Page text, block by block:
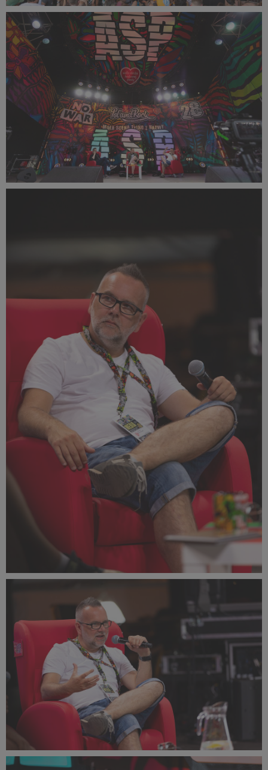
PR2022_Lucyna_Lewandowska_9452_small_1500x1000.jpg
668 KB
PR2022_Lucyna_Lewandowska_9442_small_1500x1000.jpg
PR2022_Lucyna_Lewandowska_9406_small_1000x1500.jpg
PR2022_Lucyna_Lewandowska_9389_small_1500x1000.jpg